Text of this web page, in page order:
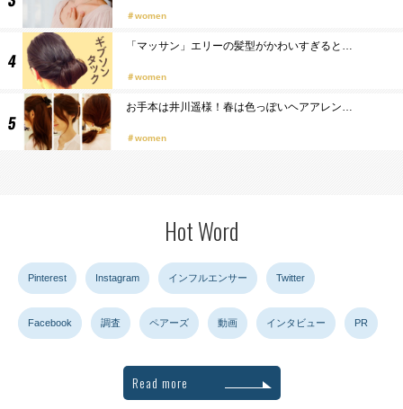
women
「マッサン」エリーの髪型がかわいすぎると…
women
お手本は井川遥様！春は色っぽいヘアアレン…
women
Hot Word
Pinterest Instagram インフルエンサー Twitter
Facebook 調査 ペアーズ 動画 インタビュー PR
Read more